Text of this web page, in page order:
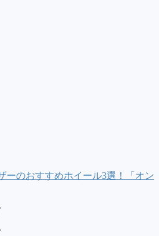
ーのおすすめホイール3選！「オン